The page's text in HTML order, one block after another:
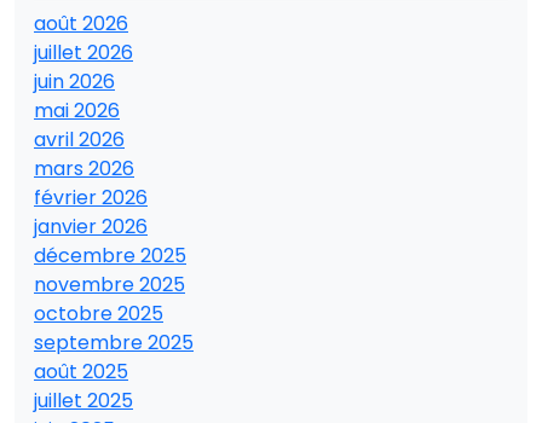
août 2026
juillet 2026
juin 2026
mai 2026
avril 2026
mars 2026
février 2026
janvier 2026
décembre 2025
novembre 2025
octobre 2025
septembre 2025
août 2025
juillet 2025